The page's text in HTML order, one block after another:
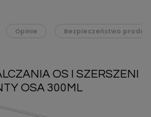
Opinie Bezpieczeństwo
OS I SZERSZENI
OSA 300ML